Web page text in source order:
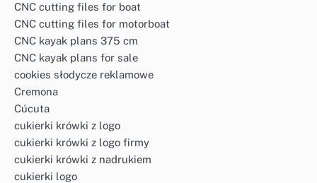
CNC cutting files for boat
CNC cutting files for motorboat
CNC kayak plans 375 cm
CNC kayak plans for sale
cookies słodycze reklamowe
Cremona
Cúcuta
cukierki krówki z logo
cukierki krówki z logo firmy
cukierki krówki z nadrukiem
cukierki logo